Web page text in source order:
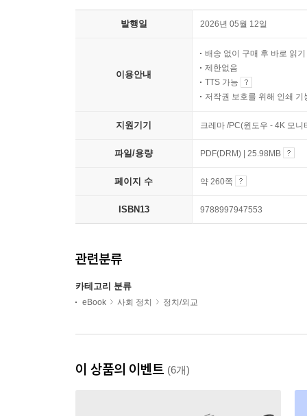
발행일 2026년 05월 12일
이용안내
배송 없이 구매 후 바로 읽기
제한없음
TTS 가능
저작권 보호를 위해 인쇄 기
지원기기 크레마 /PC(윈도우 - 4K 모
파일/용량 PDF(DRM) | 25.98MB
페이지 수 약 260쪽
ISBN13 9788997947553
관련분류
카테고리 분류
eBook 사회 정치 정치/외교
이 상품의 이벤트 (6개)